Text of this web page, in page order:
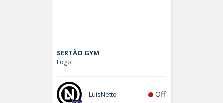
SERTÃO GYM
Logo
LuisNetto Off